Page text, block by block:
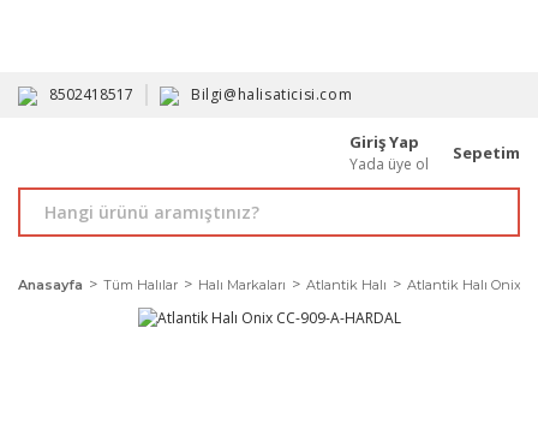
8502418517 Bilgi@halisaticisi.com
Giriş Yap
Yada üye ol
Sepetim
Anasayfa Tüm Halılar Halı Markaları Atlantik Halı Atlantik Halı Onix